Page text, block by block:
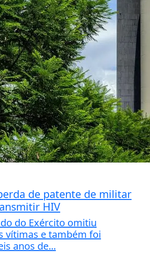
de patente de militar
HIV
do Exército omitiu
vítimas e também foi
anos de...